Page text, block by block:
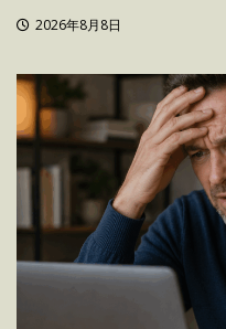
2026年8月8日